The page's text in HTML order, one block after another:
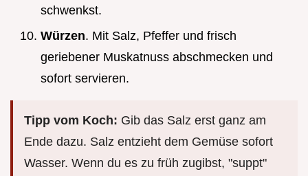
schwenkst.
Würzen. Mit Salz, Pfeffer und frisch
geriebener Muskatnuss abschmecken und
sofort servieren.
Tipp vom Koch: Gib das Salz erst ganz am
Ende dazu. Salz entzieht dem Gemüse sofort
Wasser. Wenn du es zu früh zugibst, "suppt"